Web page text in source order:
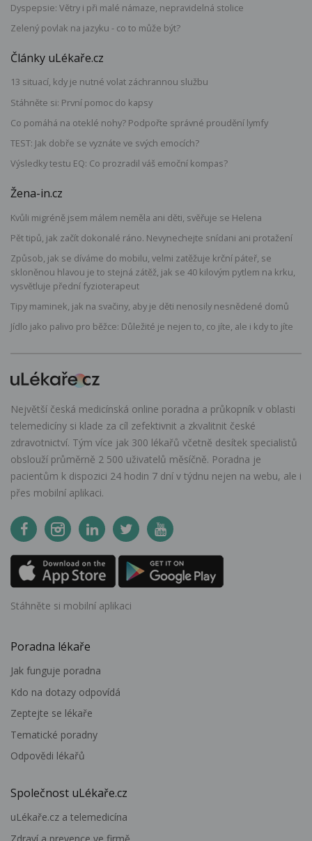
Dyspepsie: Větry i při malé námaze, nepravidelná stolice
Zelený povlak na jazyku - co to může být?
Články uLékaře.cz
13 situací, kdy je nutné volat záchrannou službu
Stáhněte si: První pomoc do kapsy
Co pomáhá na oteklé nohy? Podpořte správné proudění lymfy
TEST: Jak dobře se vyznáte ve svých emocích?
Výsledky testu EQ: Co prozradil váš emoční kompas?
Žena-in.cz
Kvůli migréně jsem málem neměla ani děti, svěřuje se Helena
Pět tipů, jak začít dokonalé ráno. Nevynechejte snídani ani protažení
Způsob, jak se díváme do mobilu, velmi zatěžuje krční páteř, se
skloněnou hlavou je to stejná zátěž, jak se 40 kilovým pytlem na krku,
vysvětluje přední fyzioterapeut
Tipy maminek, jak na svačiny, aby je děti nenosily nesnědené domů
Jídlo jako palivo pro běžce: Důležité je nejen to, co jíte, ale i kdy to jíte
Největší česká medicínská online poradna a průkopník v oblasti
telemedicíny si klade za cíl zefektivnit a zkvalitnit české
zdravotnictví. Tým více jak 300 lékařů včetně desítek specialistů
obslouží průměrně 2 500 uživatelů měsíčně. Poradna je
pacientům k dispozici 24 hodin 7 dní v týdnu nejen na webu, ale i
přes mobilní aplikaci.
Stáhněte si mobilní aplikaci
Poradna lékaře
Jak funguje poradna
Kdo na dotazy odpovídá
Zeptejte se lékaře
Tematické poradny
Odpovědi lékařů
Společnost uLékaře.cz
uLékaře.cz a telemedicína